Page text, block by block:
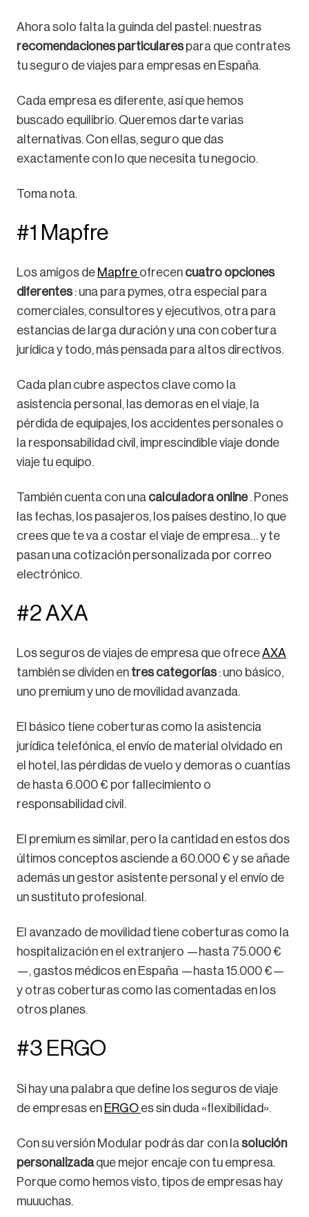
Ahora solo falta la guinda del pastel: nuestras
recomendaciones particularespara que contrates
tu seguro de viajes para empresas en España.
Cada empresa es diferente, así que hemos
buscado equilibrio. Queremos darte varias
alternativas. Con ellas, seguro que das
exactamente con lo que necesita tu negocio.
Toma nota.
#1 Mapfre
Los amigos de Mapfre ofrecen cuatro opciones
diferentes: una para pymes, otra especial para
comerciales, consultores y ejecutivos, otra para
estancias de larga duración y una con cobertura
jurídica y todo, más pensada para altos directivos.
Cada plan cubre aspectos clave como la
asistencia personal, las demoras en el viaje, la
pérdida de equipajes, los accidentes personales o
la responsabilidad civil, imprescindible viaje donde
viaje tu equipo.
También cuenta con una calculadora online. Pones
las fechas, los pasajeros, los países destino, lo que
crees que te va a costar el viaje de empresa… y te
pasan una cotización personalizada por correo
electrónico.
#2 AXA
Los seguros de viajes de empresa que ofreceAXA
también se dividen en tres categorías: uno básico,
uno premium y uno de movilidad avanzada.
El básico tiene coberturas como la asistencia
jurídica telefónica, el envío de material olvidado en
el hotel, las pérdidas de vuelo y demoras o cuantías
de hasta 6.000 € por fallecimiento o
responsabilidad civil.
El premium es similar, pero la cantidad en estos dos
últimos conceptos asciende a 60.000 € y se añade
además un gestor asistente personal y el envío de
un sustituto profesional.
El avanzado de movilidad tiene coberturas como la
hospitalización en el extranjero —hasta 75.000 €
—, gastos médicos en España —hasta 15.000 €—
y otras coberturas como las comentadas en los
otros planes.
#3 ERGO
Si hay una palabra que define los seguros de viaje
de empresas en ERGO es sin duda «flexibilidad».
Con su versión Modular podrás dar con lasolución
personalizadaque mejor encaje con tu empresa.
Porque como hemos visto, tipos de empresas hay
muuuchas.